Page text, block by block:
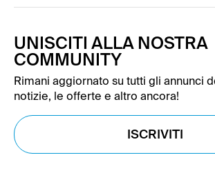
UNISCITI ALLA NOSTRA
COMMUNITY
Rimani aggiornato su tutti gli annunci
notizie, le offerte e altro ancora!
ISCRIVITI